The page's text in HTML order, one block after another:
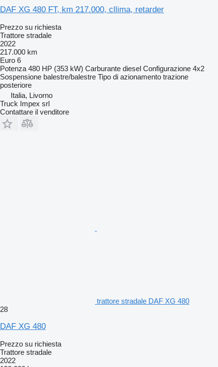
DAF XG 480 FT, km 217.000, cllima, retarder
Prezzo su richiesta
Trattore stradale
2022
217.000 km
Euro 6
Potenza 480 HP (353 kW) Carburante diesel Configurazione 4x2
Sospensione balestre/balestre Tipo di azionamento trazione
posteriore
Italia, Livorno
Truck Impex srl
Contattare il venditore
trattore stradale DAF XG 480
28
DAF XG 480
Prezzo su richiesta
Trattore stradale
2022